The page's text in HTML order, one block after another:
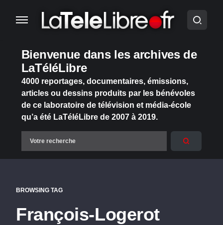
Bienvenue dans les archives de
LaTéléLibre
4000 reportages, documentaires, émissions,
articles ou dessins produits par les bénévoles
de ce laboratoire de télévision et média-école
qu’a été LaTéléLibre de 2007 à 2019.
BROWSING TAG
François-Logerot